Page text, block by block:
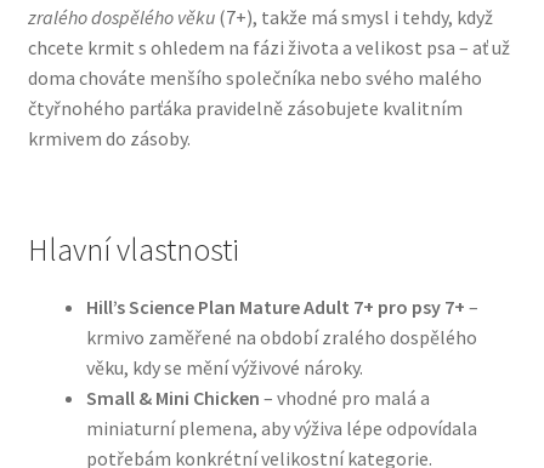
Natural Trainer pro psy — Italské krmivo s
přírodními složkami
Happy Dog — Německá kvalita a přirozené složení
Hračky pro psy
Konzervy a kapsičky pro psy
N&D Farmina pro psy — Italské holistic krmivo
Oblečky pro psy
zralého dospělého věku(7+), takže má smysl i tehdy, když
chcete krmit s ohledem na fázi života a velikost psa – ať už
doma chováte menšího společníka nebo svého malého
čtyřnohého parťáka pravidelně zásobujete kvalitním
krmivem do zásoby.
Hlavní vlastnosti
Hill’s Science Plan Mature Adult 7+ pro psy 7+ –
krmivo zaměřené na období zralého dospělého
věku, kdy se mění výživové nároky.
Small & Mini Chicken – vhodné pro malá a
miniaturní plemena, aby výživa lépe odpovídala
potřebám konkrétní velikostní kategorie.